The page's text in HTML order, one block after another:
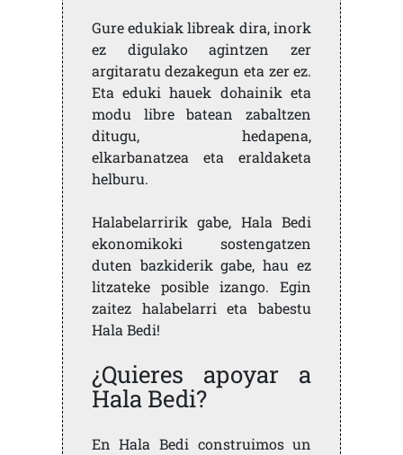
Gure edukiak libreak dira, inork
ez digulako agintzen zer
argitaratu dezakegun eta zer ez.
Eta eduki hauek dohainik eta
modu libre batean zabaltzen
ditugu, hedapena,
elkarbanatzea eta eraldaketa
helburu.
Halabelarririk gabe, Hala Bedi
ekonomikoki sostengatzen
duten bazkiderik gabe, hau ez
litzateke posible izango. Egin
zaitez halabelarri eta babestu
Hala Bedi!
¿Quieres apoyar a
Hala Bedi?
En Hala Bedi construimos un